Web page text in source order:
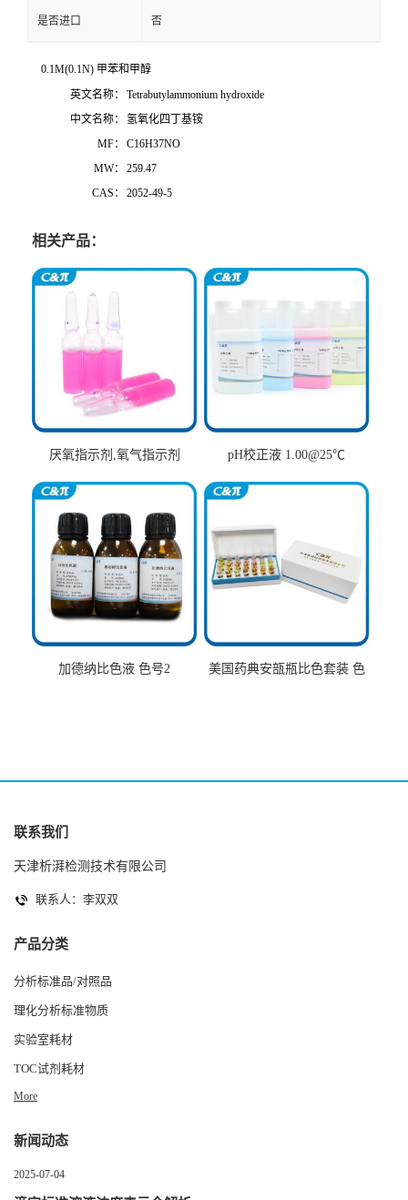
是否进口 否
0.1M(0.1N) 甲苯和甲醇
英文名称：
Tetrabutylammonium hydroxide
中文名称：
氢氧化四丁基铵
MF：
C16H37NO
MW：
259.47
CAS：
2052-49-5
相关产品：
厌氧指示剂,氧气指示剂 pH校正液 1.00@25℃
加德纳比色液 色号2
美国药典安瓿瓶比色套装 色
联系我们
天津析湃检测技术有限公司
联系人：李双双
产品分类
分析标准品/对照品
理化分析标准物质
实验室耗材
TOC试剂耗材
More
新闻动态
2025-07-04